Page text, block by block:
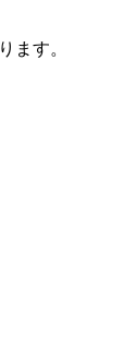
良い快適な
の良い